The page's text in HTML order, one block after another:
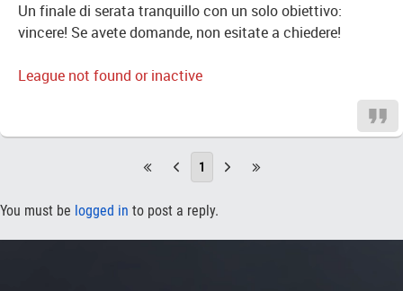
Un finale di serata tranquillo con un solo obiettivo:
vincere! Se avete domande, non esitate a chiedere!
League not found or inactive
1
You must be logged in to post a reply.